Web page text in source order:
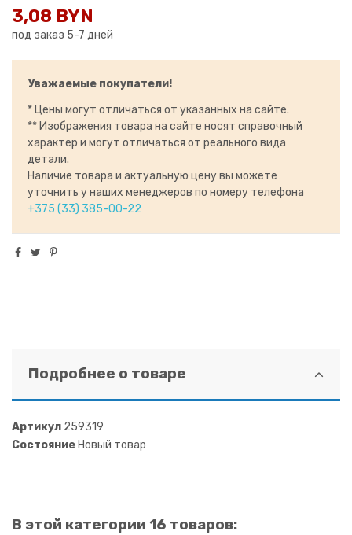
3,08 BYN
под заказ 5-7 дней
Уважаемые покупатели!
* Цены могут отличаться от указанных на сайте.
** Изображения товара на сайте носят справочный
характер и могут отличаться от реального вида
детали.
Наличие товара и актуальную цену вы можете
уточнить у наших менеджеров по номеру телефона
+375 (33) 385-00-22
Подробнее о товаре
Артикул 259319
СостояниеНовый товар
В этой категории 16 товаров: